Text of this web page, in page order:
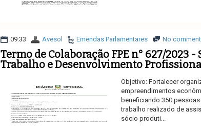
09:33 Avesol Emendas Parlamentares No
Termo de Colaboração FPE n° 627/2023 -
Trabalho e Desenvolvimento
Objetivo: Fortalecer
empreendimentos
beneficiando 350
trabalho realizado de
sócio produti...